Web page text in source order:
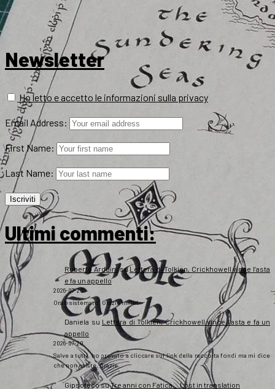
Newsletter
Ho letto e accetto le informazioni sulla privacy
Email Address:
First Name:
Last Name:
Ultimi commenti:
Roberto ArduinisuLettera di Tolkien, Crickhowell vince l’asta
e fa un appello
2026-07-20
Ora è sistemato. Grazie mille!
Daniela su Lettera di Tolkien, Crickhowell vince l’asta e fa un
appello
2026-07-20
Salve a tutti, ho provato a cliccare sul link della raccolta fondi ma mi dice
che non esiste. Grazie
GipsotecosuTre anni con Fatica… Lost in translation